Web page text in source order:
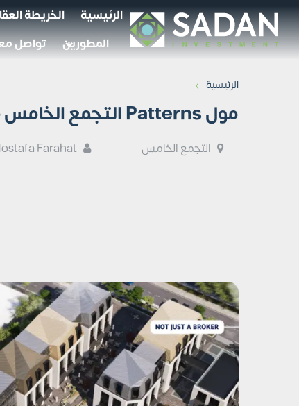
الرئيسية الخريطة
المطورين
تواصل
الرئيسية ›
مول Patterns التجمع الخامس Patterns New Cairo أسعار وتفاصيل
التجمع الخامس